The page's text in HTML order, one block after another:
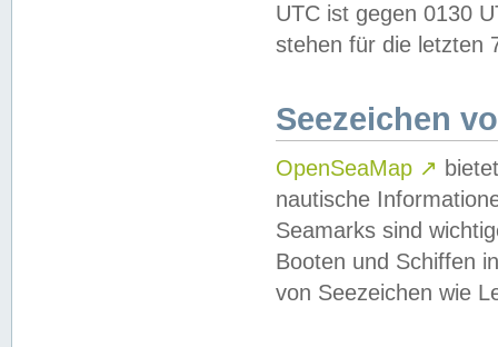
UTC ist gegen 0130
stehen für die letzten
Seezeichen
OpenSeaMap ↗
nautische
Seamarks sind
Booten und Schiffen
von Seezeichen wie